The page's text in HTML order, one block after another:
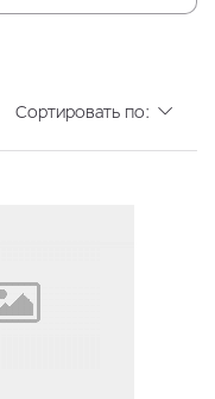
Сортировать по: